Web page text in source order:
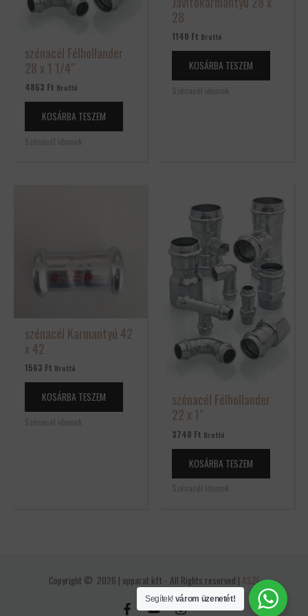
szénacél Félhollander
28 x 1 1/4″
4863 Ft Bruttó
KOSÁRBA TESZEM
Szénacél idomok
28
1140 Ft Bruttó
KOSÁRBA TESZEM
Szénacél idomok
szénacél Karmantyú 42
x 42
1563 Ft Bruttó
KOSÁRBA TESZEM
Szénacél idomok
szénacél Félhollander
22 x 1″
3748 Ft Bruttó
KOSÁRBA TESZEM
Szénacél idomok
Copyright © 2026 | apparat kft - All Rights reserved | ASZF
Segítek! várom üzenetét!